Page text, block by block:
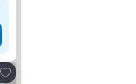
Zu Favoriten hinzufügen